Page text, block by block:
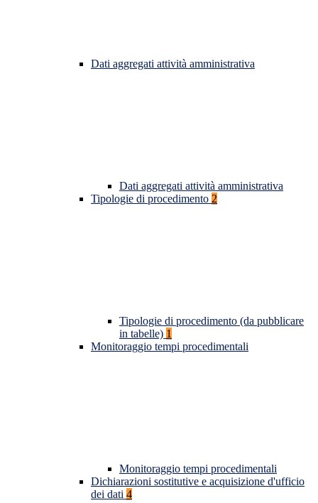
Dati aggregati attività amministrativa
Dati aggregati attività amministrativa
Tipologie di procedimento 2
Tipologie di procedimento (da pubblicare
in tabelle) 1
Monitoraggio tempi procedimentali
Monitoraggio tempi procedimentali
Dichiarazioni sostitutive e acquisizione d'ufficio
dei dati 4